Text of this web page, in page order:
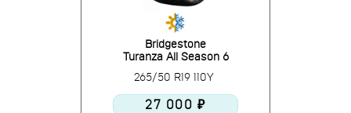
Bridgestone
Turanza All Season 6
265/50 R19 110Y
27 000 ₽